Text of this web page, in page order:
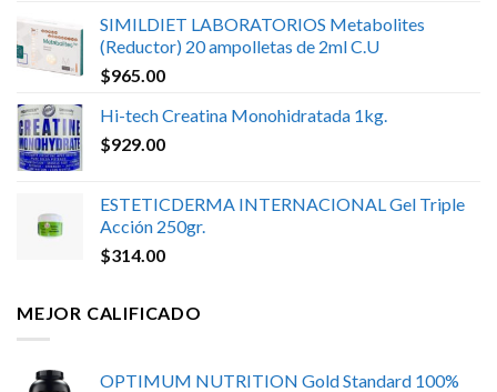
SIMILDIET LABORATORIOS Metabolites
(Reductor) 20 ampolletas de 2ml C.U
$965.00
Hi-tech Creatina Monohidratada 1kg.
$929.00
ESTETICDERMA INTERNACIONAL Gel Triple
Acción 250gr.
$314.00
MEJOR CALIFICADO
OPTIMUM NUTRITION Gold Standard 100%